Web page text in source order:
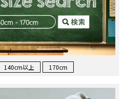
140cm以上 170cm